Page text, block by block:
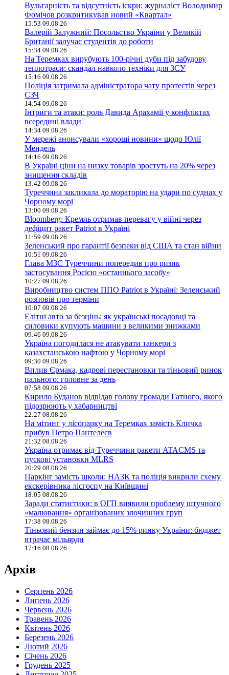
Вульгарність та відсутність іскри: журналіст Володимир
Фомічов розкритикував новий «Квартал»
15:53 09.08.26
Валерій Залужний: Посольство України у Великій
Британії залучає студентів до роботи
15:34 09.08.26
На Теремках вирубують 100-річні дуби під забудову
теплотраси: скандал навколо техніки для ЗСУ
15:16 09.08.26
Поліція затримала адміністратора чату протестів через
СЗЧ
14:54 09.08.26
Інтриги та атаки: роль Давида Арахамії у конфліктах
всередині влади
14:34 09.08.26
У мережі анонсували «хороші новини» щодо Юлії
Мендель
14:16 09.08.26
В Україні ціни на низку товарів зростуть на 20% через
знищення складів
13:42 09.08.26
Туреччина закликала до мораторію на удари по суднах у
Чорному морі
13:00 09.08.26
Bloomberg: Кремль отримав перевагу у війні через
дефіцит ракет Patriot в Україні
11:59 09.08.26
Зеленський про гарантії безпеки від США та стан війни
10:51 09.08.26
Глава МЗС Туреччини попередив про ризик
застосування Росією «останнього засобу»
10:27 09.08.26
Виробництво систем ППО Patriot в Україні: Зеленський
розповів про терміни
10:07 09.08.26
Елітні авто за безцінь: як українські посадовці та
силовики купують машини з великими знижками
09:46 09.08.26
Україна погодилася не атакувати танкери з
казахстанською нафтою у Чорному морі
09:30 09.08.26
Вплив Єрмака, кадрові перестановки та тіньовий ринок
пального: головне за день
07:58 09.08.26
Кирило Буданов відвідав голову громади Гатного, якого
підозрюють у хабарництві
22:27 08.08.26
На мітинг у лісопарку на Теремках замість Кличка
прибув Петро Пантелеєв
21:32 08.08.26
Україна отримає від Туреччини ракети ATACMS та
пускові установки MLRS
20:29 08.08.26
Паркінг замість школи: НАЗК та поліція викрили схему
екскерівника лісгоспу на Київщині
18:05 08.08.26
Заради статистики: в ОГП виявили проблему штучного
«малювання» організованих злочинних груп
17:38 08.08.26
Тіньовий бензин займає до 15% ринку України: бюджет
втрачає мільярди
17:16 08.08.26
Архів
Серпень 2026
Липень 2026
Червень 2026
Травень 2026
Квітень 2026
Березень 2026
Лютий 2026
Січень 2026
Грудень 2025